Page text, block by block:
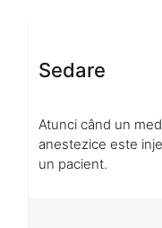
Sedare
Atunci când un
anestezice este
un pacient.